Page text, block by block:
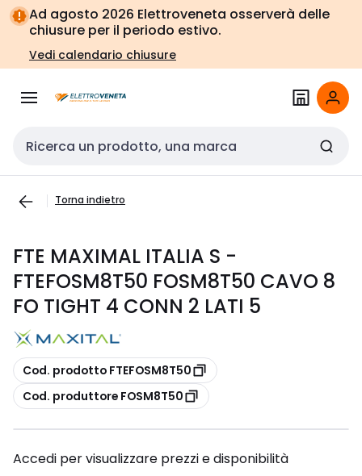
Vai alla
navigazione
Vai
alla
pagina
Ad agosto 2026 Elettroveneta osserverà delle
chiusure per il periodo estivo.
Vedi calendario chiusure
Cerca input
Torna indietro
FTE MAXIMAL ITALIA S -
FTEFOSM8T50 FOSM8T50 CAVO 8
FO TIGHT 4 CONN 2 LATI 5
copia
Cod. prodotto FTEFOSM8T50
copia
Cod. produttore FOSM8T50
Accedi per visualizzare prezzi e disponibilità